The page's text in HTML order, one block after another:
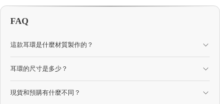
FAQ
這款耳環是什麼材質製作的？
耳環的尺寸是多少？
現貨和預購有什麼不同？